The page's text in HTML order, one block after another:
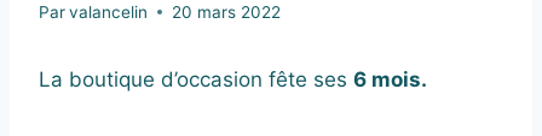
Parvalancelin 20 mars 2022
La boutique d’occasion fête ses 6 mois.